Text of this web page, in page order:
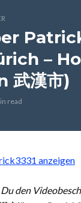
–
武漢市)
read
anzeigen
den